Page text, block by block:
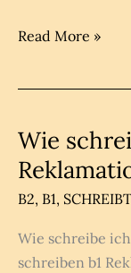
Brief
-
Beschwerdebrief
B1
Read More »
Wie
B2, B1,
Wie schreibe
schreiben b1